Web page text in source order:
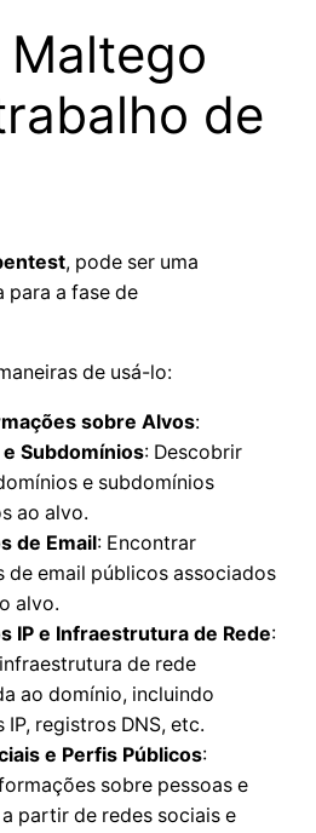
de
, pode ser uma
para a fase de
de usá-lo:
sobre Alvos:
Subdomínios: Descobrir
e subdomínios
ao alvo.
de Email: Encontrar
de email públicos associados
alvo.
IP e Infraestrutura de Rede:
de rede
ao domínio, incluindo
IP, registros DNS, etc.
e Perfis Públicos:
sobre pessoas e
partir de redes sociais e